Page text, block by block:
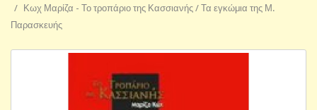
Κωχ Μαρίζα - Το τροπάριο της Κασσιανής / Τα εγκώμια της Μ.
Παρασκευής